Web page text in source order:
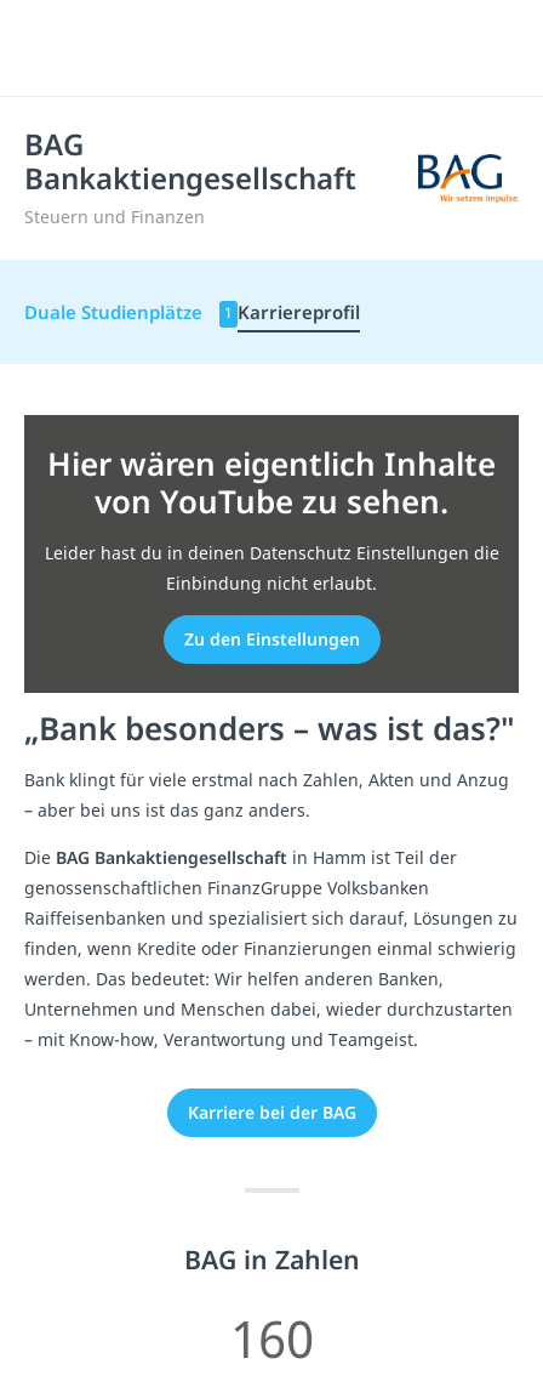
BAG
Bankaktiengesellschaft
Steuern und Finanzen
Duale Studienplätze 1 Karriereprofil
„Bank besonders – was ist das?"
Bank klingt für viele erstmal nach Zahlen, Akten und Anzug
– aber bei uns ist das ganz anders.
Die BAG Bankaktiengesellschaft in Hamm ist Teil der
genossenschaftlichen FinanzGruppe Volksbanken
Raiffeisenbanken und spezialisiert sich darauf, Lösungen zu
finden, wenn Kredite oder Finanzierungen einmal schwierig
werden. Das bedeutet: Wir helfen anderen Banken,
Unternehmen und Menschen dabei, wieder durchzustarten
– mit Know-how, Verantwortung und Teamgeist.
Karriere bei der BAG
Hier wären eigentlich Inhalte
von YouTube zu sehen.
Leider hast du in deinen Datenschutz Einstellungen die
Einbindung nicht erlaubt.
Zu den Einstellungen
BAG in Zahlen
160